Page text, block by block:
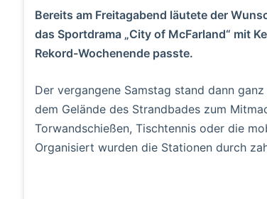
Bereits am Freitagabend läutete der
das Sportdrama „City of McFarland“ mit
Rekord-Wochenende passte.
Der vergangene Samstag stand dann
dem Gelände des Strandbades zum
Torwandschießen, Tischtennis oder die
Organisiert wurden die Stationen durch